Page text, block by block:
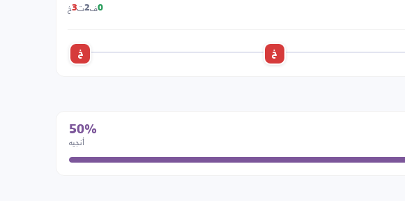
0ف2ت3خ
خ خ
50%
أنجيه